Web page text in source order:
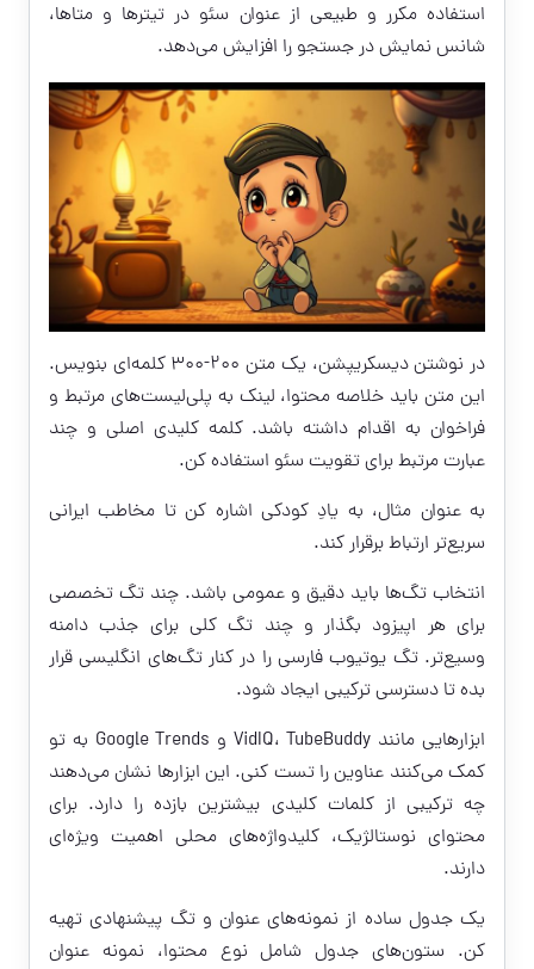
استفاده مکرر و طبیعی از عنوان سئو در تیترها و متاها،
شانس نمایش در جستجو را افزایش می‌دهد.
در نوشتن دیسکریپشن، یک متن ۲۰۰-۳۰۰ کلمه‌ای بنویس.
این متن باید خلاصه محتوا، لینک به پلی‌لیست‌های مرتبط و
فراخوان به اقدام داشته باشد. کلمه کلیدی اصلی و چند
عبارت مرتبط برای تقویت سئو استفاده کن.
به عنوان مثال، به یادِ کودکی اشاره کن تا مخاطب ایرانی
سریع‌تر ارتباط برقرار کند.
انتخاب تگ‌ها باید دقیق و عمومی باشد. چند تگ تخصصی
برای هر اپیزود بگذار و چند تگ کلی برای جذب دامنه
وسیع‌تر. تگ یوتیوب فارسی را در کنار تگ‌های انگلیسی قرار
بده تا دسترسی ترکیبی ایجاد شود.
ابزارهایی مانند VidIQ، TubeBuddy و Google Trends به تو
کمک می‌کنند عناوین را تست کنی. این ابزارها نشان می‌دهند
چه ترکیبی از کلمات کلیدی بیشترین بازده را دارد. برای
محتوای نوستالژیک، کلیدواژه‌های محلی اهمیت ویژه‌ای
دارند.
یک جدول ساده از نمونه‌های عنوان و تگ پیشنهادی تهیه
کن. ستون‌های جدول شامل نوع محتوا، نمونه عنوان